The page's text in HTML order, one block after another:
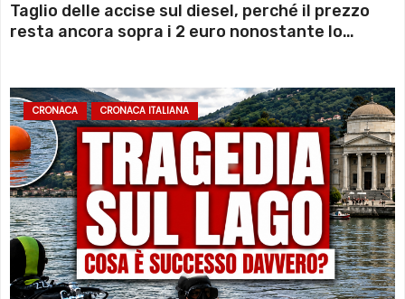
Taglio delle accise sul diesel, perché il prezzo
resta ancora sopra i 2 euro nonostante lo
CRONACA CRONACA ITALIANA